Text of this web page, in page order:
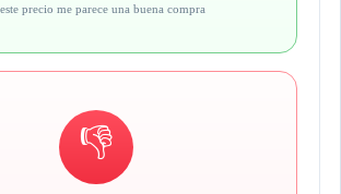
precio me parece una buena compra
👎